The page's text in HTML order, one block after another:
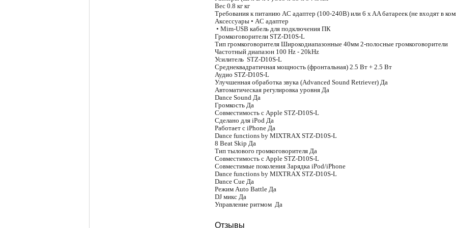
Вес 0.8 кг кг
Требования к питанию AC адаптер (100-240В) или 6 x AA батареек (не входят в
Аксессуары • AC адаптер
• Mim-USB кабель для подключения ПК
Громкоговорители STZ-D10S-L
Тип громкоговорителя Широкодиапазонные 40мм 2-полосные громкоговорители
Частотный диапазон 100 Hz - 20kHz
Усилитель STZ-D10S-L
Среднеквадратичная мощность (фронтальная) 2.5 Вт + 2.5 Вт
Аудио STZ-D10S-L
Улучшенная обработка звука (Advanced Sound Retriever) Да
Автоматическая регулировка уровня Да
Dance Sound Да
Громкость Да
Совместимость с Apple STZ-D10S-L
Сделано для iPod Да
Работает с iPhone Да
Dance functions by MIXTRAX STZ-D10S-L
8 Beat Skip Да
Тип тылового громкоговорителя Да
Совместимость с Apple STZ-D10S-L
Совместимые поколения Зарядка iPod/iPhone
Dance functions by MIXTRAX STZ-D10S-L
Dance Cue Да
Режим Auto Battle Да
DJ микс Да
Управление ритмом Да
Отзывы